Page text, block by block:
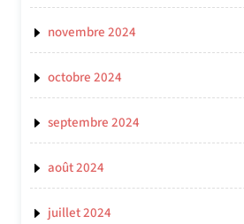
novembre 2024
octobre 2024
septembre 2024
août 2024
juillet 2024